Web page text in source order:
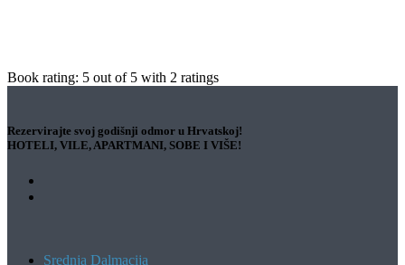
Book rating: 5 out of 5 with 2 ratings
Rezervirajte svoj godišnji odmor u Hrvatskoj!
HOTELI, VILE, APARTMANI, SOBE I VIŠE!
Srednja Dalmacija